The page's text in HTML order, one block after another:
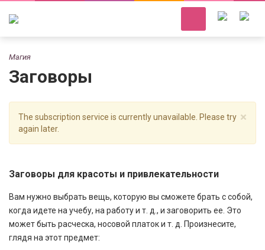
Магия
Заговоры
×
The subscription service is currently unavailable. Please try
again later.
Заговоры для красоты и привлекательности
Вам нужно выбрать вещь, которую вы сможете брать с собой,
когда идете на учебу, на работу и т. д., и заговорить ее. Это
может быть расческа, носовой платок и т. д. Произнесите,
глядя на этот предмет: